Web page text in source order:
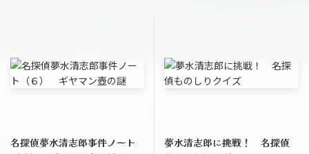
名探偵夢水清志郎事件ノート
夢水清志郎に挑戦！ 名探偵